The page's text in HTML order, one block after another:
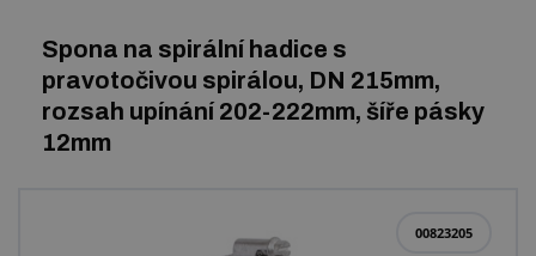
Profily a výroba těsnění
Technické plasty
Spona na spirální hadice s
pravotočivou spirálou, DN 215mm,
rozsah upínání 202-222mm, šíře pásky
12mm
00823205